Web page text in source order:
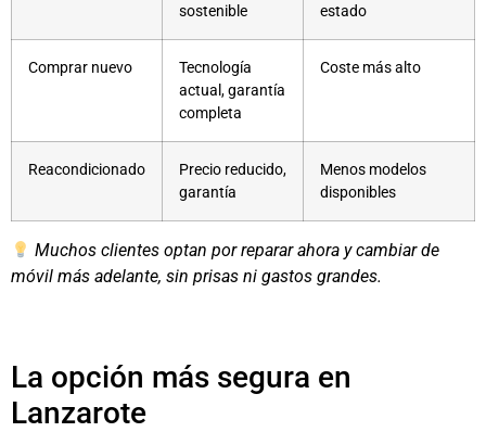
sostenible
estado
Comprar nuevo
Tecnología
actual, garantía
completa
Coste más alto
Reacondicionado
Precio reducido,
garantía
Menos modelos
disponibles
Muchos clientes optan por reparar ahora y cambiar de
móvil más adelante, sin prisas ni gastos grandes.
La opción más segura en
Lanzarote